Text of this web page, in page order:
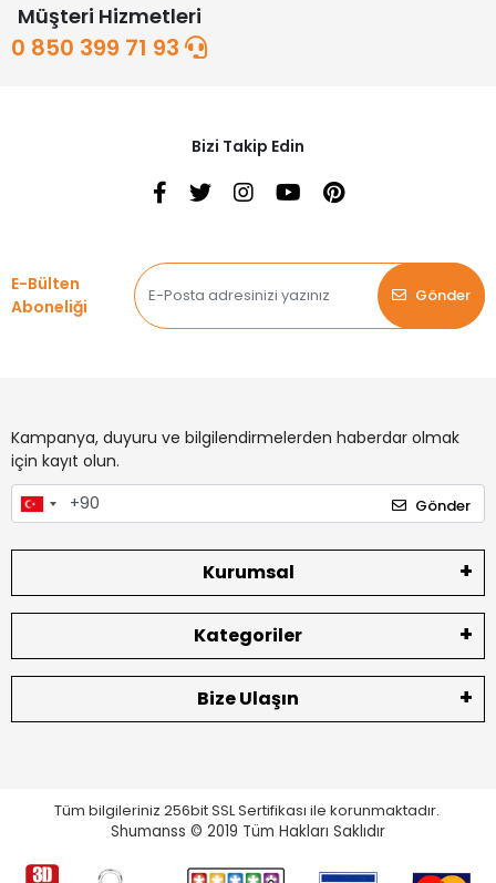
Müşteri Hizmetleri
0 850 399 71 93
Bizi Takip Edin
E-Bülten
Aboneliği
Gönder
Kampanya, duyuru ve bilgilendirmelerden haberdar olmak
için kayıt olun.
Gönder
Kurumsal
Kategoriler
Bize Ulaşın
Tüm bilgileriniz 256bit SSL Sertifikası ile korunmaktadır.
Shumanss © 2019 Tüm Hakları Saklıdır